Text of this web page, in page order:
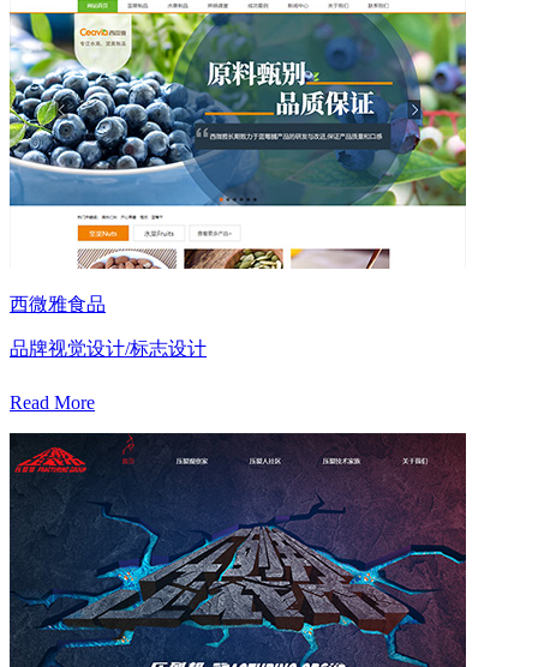
西微雅食品
品牌视觉设计/标志设计
Read More